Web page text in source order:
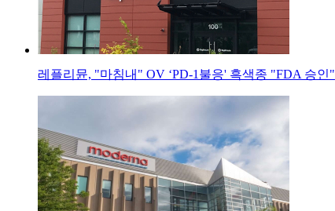
레플리뮨, "마침내" OV ‘PD-1불응' 흑색종 "FDA 승인"